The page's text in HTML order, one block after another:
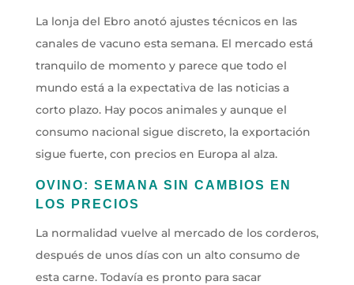
La lonja del Ebro anotó ajustes técnicos en las
canales de vacuno esta semana. El mercado está
tranquilo de momento y parece que todo el
mundo está a la expectativa de las noticias a
corto plazo. Hay pocos animales y aunque el
consumo nacional sigue discreto, la exportación
sigue fuerte, con precios en Europa al alza.
OVINO: SEMANA SIN CAMBIOS EN
LOS PRECIOS
La normalidad vuelve al mercado de los corderos,
después de unos días con un alto consumo de
esta carne. Todavía es pronto para sacar